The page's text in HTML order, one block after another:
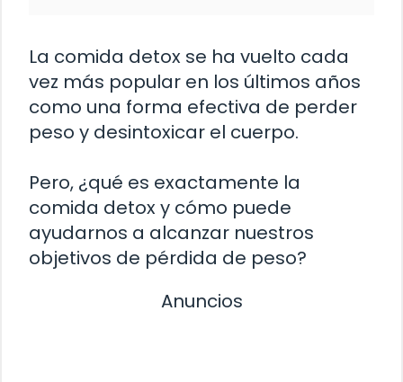
La comida detox se ha vuelto cada
vez más popular en los últimos años
como una forma efectiva de perder
peso y desintoxicar el cuerpo.
Pero, ¿qué es exactamente la
comida detox y cómo puede
ayudarnos a alcanzar nuestros
objetivos de pérdida de peso?
Anuncios